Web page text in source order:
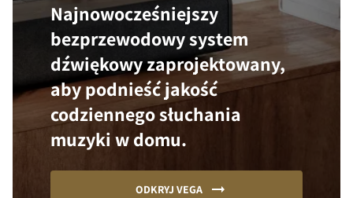
Najnowocześniejszy
bezprzewodowy system
dźwiękowy zaprojektowany,
aby podnieść jakość
codziennego słuchania
muzyki w domu.
ODKRYJ VEGA